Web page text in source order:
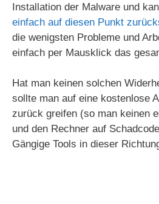
Installation der Malware und
einfach auf diesen Punkt
die wenigsten Probleme und
einfach per Mausklick das
Hat man keinen solchen
sollte man auf eine kostenlose
zurück greifen (so man keinen
und den Rechner auf
Gängige Tools in dieser